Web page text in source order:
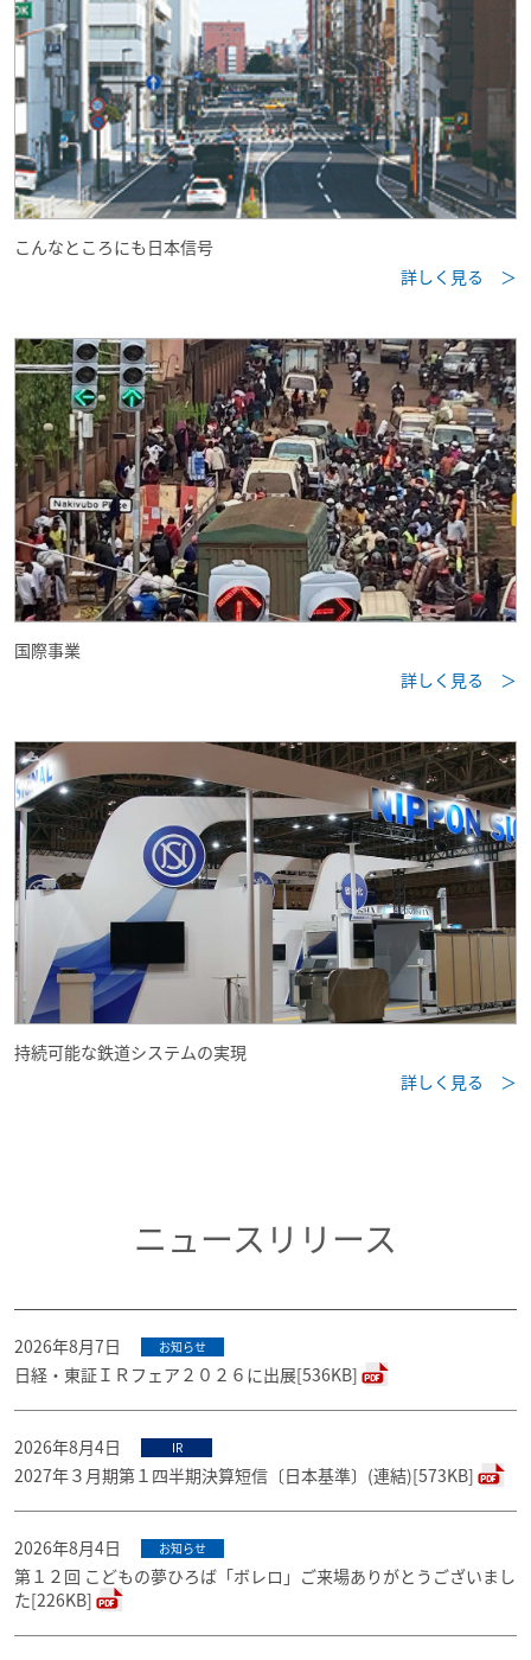
こんなところにも日本信号
詳しく見る ＞
国際事業
詳しく見る ＞
持続可能な鉄道システムの実現
詳しく見る ＞
ニュースリリース
2026年8月7日 お知らせ
日経・東証ＩＲフェア２０２６に出展[536KB]
2026年8月4日 IR
2027年３月期第１四半期決算短信〔日本基準〕(連結)[573KB]
2026年8月4日 お知らせ
第１２回 こどもの夢ひろば「ボレロ」ご来場ありがとうございまし
た[226KB]